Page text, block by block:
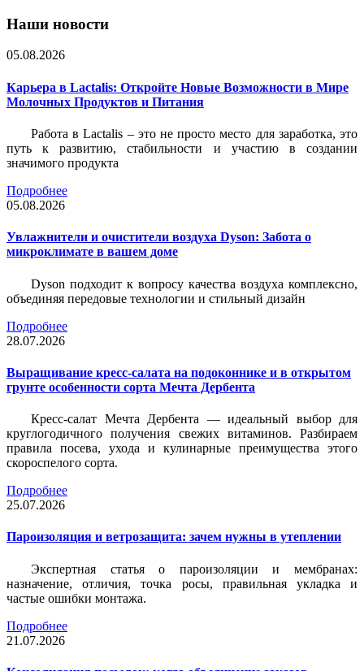
Наши новости
05.08.2026
Карьера в Lactalis: Откройте Новые Возможности в Мире
Молочных Продуктов и Питания
Работа в Lactalis – это не просто место для заработка, это
путь к развитию, стабильности и участию в создании
значимого продукта
Подробнее
05.08.2026
Увлажнители и очистители воздуха Dyson: Забота о
микроклимате в вашем доме
Dyson подходит к вопросу качества воздуха комплексно,
объединяя передовые технологии и стильный дизайн
Подробнее
28.07.2026
Выращивание кресс-салата на подоконнике и в открытом
грунте особенности сорта Мечта Дербента
Кресс-салат Мечта Дербента — идеальный выбор для
круглогодичного получения свежих витаминов. Разбираем
правила посева, ухода и кулинарные преимущества этого
скороспелого сорта.
Подробнее
25.07.2026
Пароизоляция и ветрозащита: зачем нужны в утеплении
Экспертная статья о пароизоляции и мембранах:
назначение, отличия, точка росы, правильная укладка и
частые ошибки монтажа.
Подробнее
21.07.2026